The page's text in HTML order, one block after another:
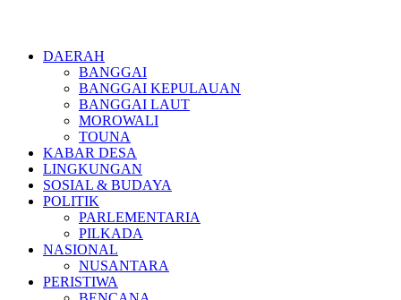
DAERAH
BANGGAI
BANGGAI KEPULAUAN
BANGGAI LAUT
MOROWALI
TOUNA
KABAR DESA
LINGKUNGAN
SOSIAL & BUDAYA
POLITIK
PARLEMENTARIA
PILKADA
NASIONAL
NUSANTARA
PERISTIWA